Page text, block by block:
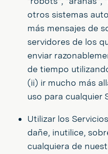
otros sistemas
más mensajes de
servidores de los
enviar
de tiempo
(ii) ir mucho más
uso para cualquier
Utilizar los
dañe, inutilice,
cualquiera de